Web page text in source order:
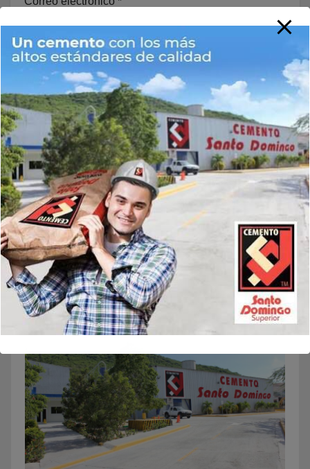
Web
Guarda mi nombre, correo electrónico y web en este
navegador para la próxima vez que comente.